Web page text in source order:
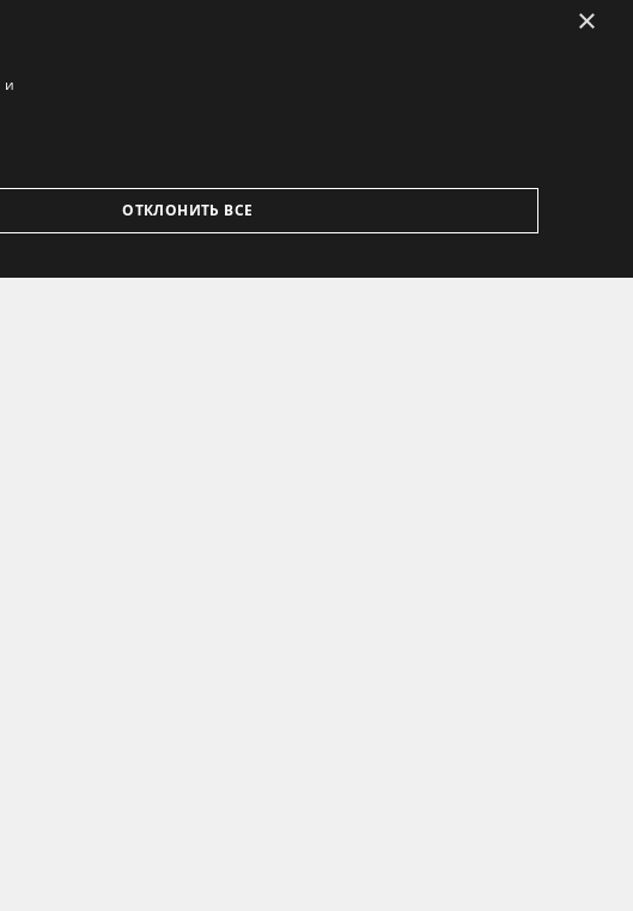
×
и
ОТКЛОНИТЬ ВСЕ